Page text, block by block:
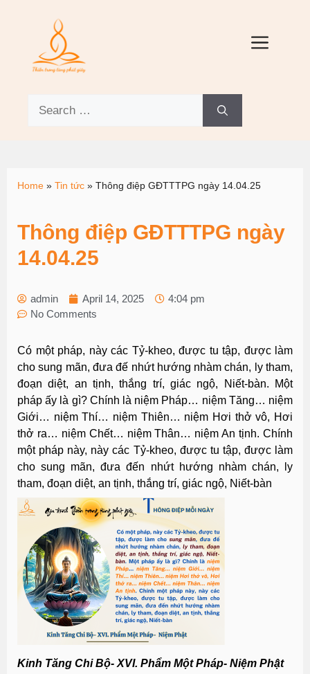
Home » Tin tức » Thông điệp GĐTTTPG ngày 14.04.25
Thông điệp GĐTTTPG ngày
14.04.25
admin April 14, 2025
4:04 pm
No Comments
Có một pháp, này các Tỷ-kheo, được tu tập, được làm
chosung mãn, đưa đế nhứt hướng nhàm chán, ly tham,
đoạn diệt, an tịnh, thắng trí, giác ngộ, Niết-bàn. Một
pháp ấy là gì? Chính là niệm Pháp… niệm Tăng… niệm
Giới… niệm Thí… niệm Thiên… niệm Hơi thở vô, Hơi
thở ra… niệm Chết… niệm Thân… niệm An tịnh. Chính
một pháp này, này các Tỷ-kheo, được tu tập, được làm
cho sung mãn, đưa đến nhứt hướng nhàm chán, ly
tham, đoạn diệt, an tịnh, thắng trí, giác ngộ, Niết-bàn
Kinh Tăng Chi Bộ- XVI. Phẩm Một Pháp- Niệm Phật